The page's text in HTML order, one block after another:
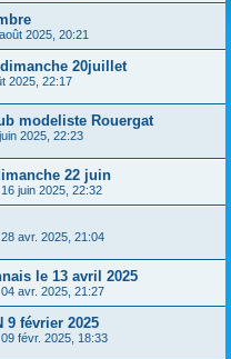
2025, 20:21
20juillet
2025, 22:17
modeliste Rouergat
2025, 22:23
22 juin
16 juin 2025, 22:32
28 avr. 2025, 21:04
le 13 avril 2025
04 avr. 2025, 21:27
9 février 2025
09 févr. 2025, 18:33